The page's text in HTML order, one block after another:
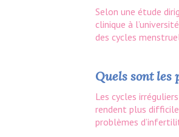
Selon une étude
clinique à
des cycles
Quels sont les
Les cycles
rendent plus
problèmes